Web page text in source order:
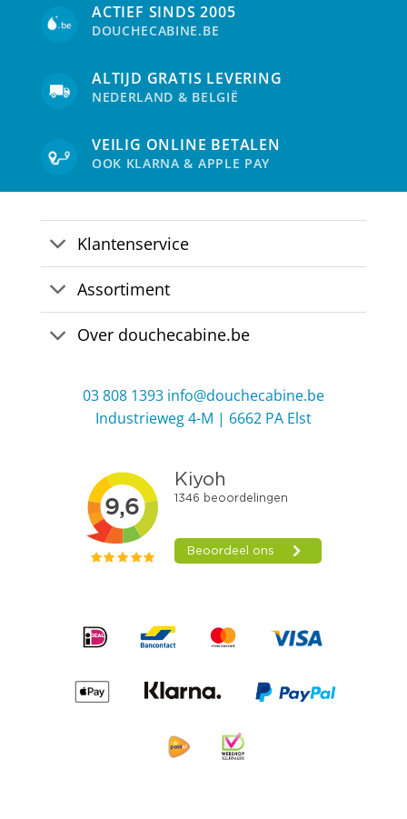
ACTIEF SINDS 2005
DOUCHECABINE.BE
ALTIJD GRATIS LEVERING
NEDERLAND & BELGIË
VEILIG ONLINE BETALEN
OOK KLARNA & APPLE PAY
Klantenservice
Assortiment
Over douchecabine.be
03 808 1393 info@douchecabine.be
Industrieweg 4-M | 6662 PA Elst